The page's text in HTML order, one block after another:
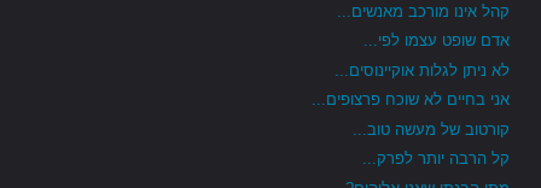
קהל אינו מורכב מאנשים...
אדם שופט עצמו לפי...
לא ניתן לגלות אוקיינוסים...
אני בחיים לא שוכח פרצופים...
קורטוב של מעשה טוב...
קל הרבה יותר לפרק...